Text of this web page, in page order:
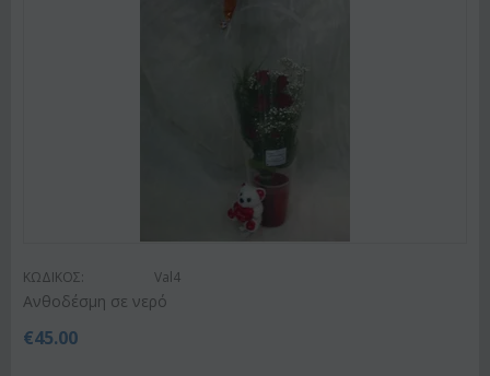
ΚΩΔΙΚΟΣ: Val4
Ανθοδέσμη σε νερό
€45.00